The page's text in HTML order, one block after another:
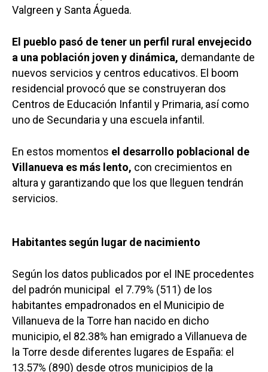
Valgreen y Santa Águeda.
El pueblo pasó de tener un perfil rural envejecido
a una población joven y dinámica, demandante de
nuevos servicios y centros educativos. El boom
residencial provocó que se construyeran dos
Centros de Educación Infantil y Primaria, así como
uno de Secundaria y una escuela infantil.
En estos momentos el desarrollo poblacional de
Villanueva es más lento, con crecimientos en
altura y garantizando que los que lleguen tendrán
servicios.
Habitantes según lugar de nacimiento
Según los datos publicados por el INE procedentes
del padrón municipal el 7.79% (511) de los
habitantes empadronados en el Municipio de
Villanueva de la Torre han nacido en dicho
municipio, el 82.38% han emigrado a Villanueva de
la Torre desde diferentes lugares de España: el
13.57% (890) desde otros municipios de la